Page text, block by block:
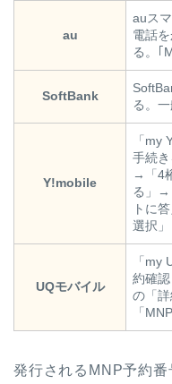
au
auス
電話
る。｢
SoftBank
る。
Y!mobile
「my
手続
→「4
る」→
トに
選択
UQモバイル
「my
約確
の「
「
発行されるMNP予約